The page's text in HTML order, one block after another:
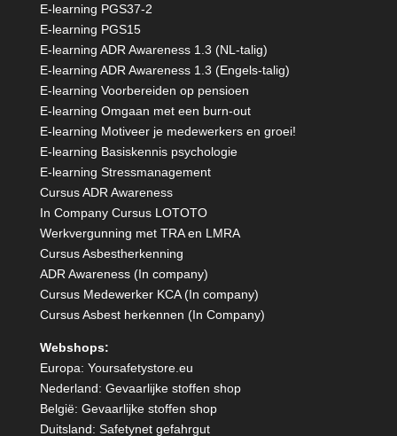
E-learning PGS37-2
E-learning PGS15
E-learning ADR Awareness 1.3 (NL-talig)
E-learning ADR Awareness 1.3 (Engels-talig)
E-learning Voorbereiden op pensioen
E-learning Omgaan met een burn-out
E-learning Motiveer je medewerkers en groei!
E-learning Basiskennis psychologie
E-learning Stressmanagement
Cursus ADR Awareness
In Company Cursus LOTOTO
Werkvergunning met TRA en LMRA
Cursus Asbestherkenning
ADR Awareness (In company)
Cursus Medewerker KCA (In company)
Cursus Asbest herkennen (In Company)
Webshops:
Europa: Yoursafetystore.eu
Nederland: Gevaarlijke stoffen shop
België: Gevaarlijke stoffen shop
Duitsland: Safetynet gefahrgut